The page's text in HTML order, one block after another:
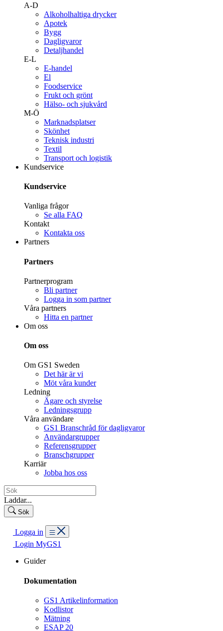
A-D
Alkoholhaltiga drycker
Apotek
Bygg
Dagligvaror
Detaljhandel
E-L
E-handel
El
Foodservice
Frukt och grönt
Hälso- och sjukvård
M-Ö
Marknadsplatser
Skönhet
Teknisk industri
Textil
Transport och logistik
Kundservice
Kundservice
Vanliga frågor
Se alla FAQ
Kontakt
Kontakta oss
Partners
Partners
Partnerprogram
Bli partner
Logga in som partner
Våra partners
Hitta en partner
Om oss
Om oss
Om GS1 Sweden
Det här är vi
Möt våra kunder
Ledning
Ägare och styrelse
Ledningsgrupp
Våra användare
GS1 Branschråd för dagligvaror
Användargrupper
Referensgrupper
Branschgrupper
Karriär
Jobba hos oss
Laddar...
Sök
Logga in
Login MyGS1
Guider
Dokumentation
GS1 Artikelinformation
Kodlistor
Mätning
ESAP 20